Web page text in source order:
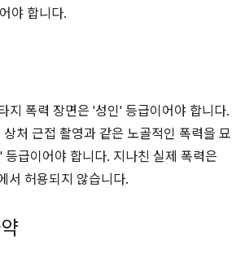
야 합니다.
지 폭력 장면은 '성인' 등급이어야 합니다.
처 근접 촬영과 같은 노골적인 폭력을 묘
등급이어야 합니다. 지나친 실제 폭력은
서 허용되지 않습니다.